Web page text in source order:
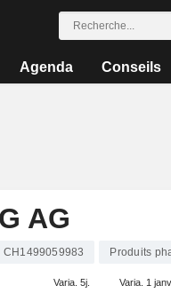
Agenda Conseils
AG
CH1499059983 Produits
Varia. 5j. Varia. 1 janv.